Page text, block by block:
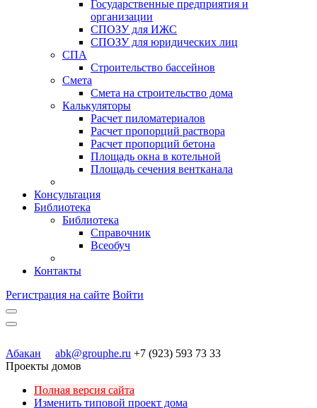
Государственные предприятия и
организации
СПОЗУ для ИЖС
СПОЗУ для юридических лиц
СПА
Строительство бассейнов
Смета
Смета на строительство дома
Калькуляторы
Расчет пиломатериалов
Расчет пропорций раствора
Расчет пропорций бетона
Площадь окна в котельной
Площадь сечения вентканала
Консультация
Библиотека
Библиотека
Справочник
Всеобуч
Контакты
Регистрация на сайте Войти
Абакан abk@grouphe.ru +7 (923) 593 73 33
Проекты домов
Полная версия сайта
Изменить типовой проект дома